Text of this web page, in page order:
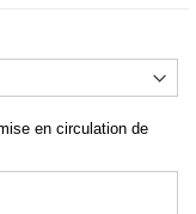
en circulation de